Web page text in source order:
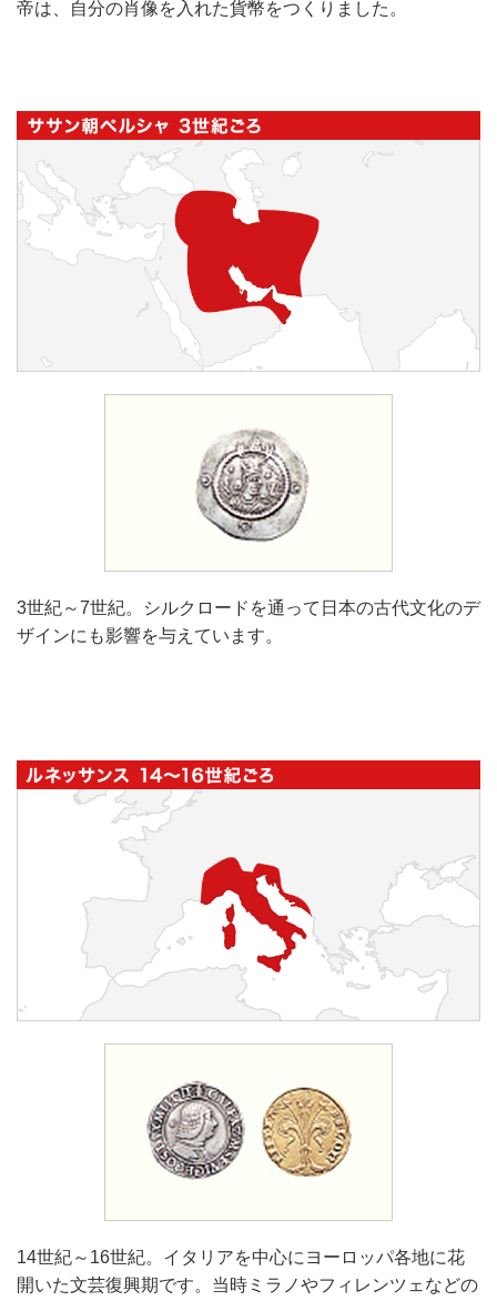
帝は、自分の肖像を入れた貨幣をつくりました。
3世紀～7世紀。シルクロードを通って日本の古代文化のデ
ザインにも影響を与えています。
14世紀～16世紀。イタリアを中心にヨーロッパ各地に花
開いた文芸復興期です。当時ミラノやフィレンツェなどの